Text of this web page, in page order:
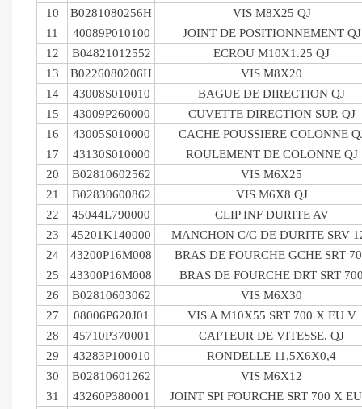
10
B0281080256H
VIS M8X25 QJ
11
40089P010100
JOINT DE POSITIONNEMENT QJ
12
B04821012552
ECROU M10X1.25 QJ
13
B0226080206H
VIS M8X20
14
43008S010010
BAGUE DE DIRECTION QJ
15
43009P260000
CUVETTE DIRECTION SUP. QJ
16
43005S010000
CACHE POUSSIERE COLONNE
17
43130S010000
ROULEMENT DE COLONNE QJ
20
B02810602562
VIS M6X25
21
B02830600862
VIS M6X8 QJ
22
45044L790000
CLIP INF DURITE AV
23
45201K140000
MANCHON C/C DE DURITE SRV
24
43200P16M008
BRAS DE FOURCHE GCHE SRT
25
43300P16M008
BRAS DE FOURCHE DRT SRT
26
B02810603062
VIS M6X30
27
08006P620J01
VIS A M10X55 SRT 700 X EU V
28
45710P370001
CAPTEUR DE VITESSE. QJ
29
43283P100010
RONDELLE 11,5X6X0,4
30
B02810601262
VIS M6X12
31
43260P380001
JOINT SPI FOURCHE SRT 700 X